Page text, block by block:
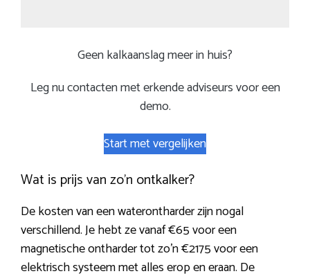
Geen kalkaanslag meer in huis?
Leg nu contacten met erkende adviseurs voor een
demo.
Start met vergelijken
Wat is prijs van zo’n ontkalker?
De kosten van een waterontharder zijn nogal
verschillend. Je hebt ze vanaf €65 voor een
magnetische ontharder tot zo’n €2175 voor een
elektrisch systeem met alles erop en eraan. De